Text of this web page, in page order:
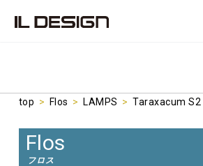
top > Flos > LAMPS > Taraxacum S2
Flos
フロス